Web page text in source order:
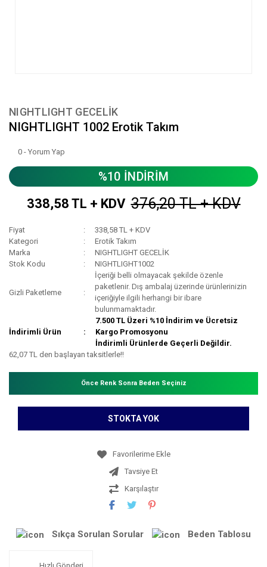
NIGHTLIGHT GECELİK
NIGHTLIGHT 1002 Erotik Takım
0 - Yorum Yap
%10 İNDİRİM
338,58 TL + KDV 376,20 TL + KDV
Fiyat
338,58 TL + KDV
Kategori
Erotik Takım
Marka
NIGHTLIGHT GECELİK
Stok Kodu
NIGHTLIGHT1002
Gizli Paketleme
İçeriği belli olmayacak şekilde özenle
paketlenir. Dış ambalaj üzerinde ürünlerinizin
içeriğiyle ilgili herhangi bir ibare
bulunmamaktadır.
İndirimli Ürün
7.500 TL Üzeri %10 İndirim ve Ücretsiz
Kargo Promosyonu
İndirimli Ürünlerde Geçerli Değildir.
62,07 TL den başlayan taksitlerle!!
Önce Renk Sonra Beden Seçiniz
STOKTA YOK
Tavsiye Et
Karşılaştır
Sıkça Sorulan Sorular Beden Tablosu